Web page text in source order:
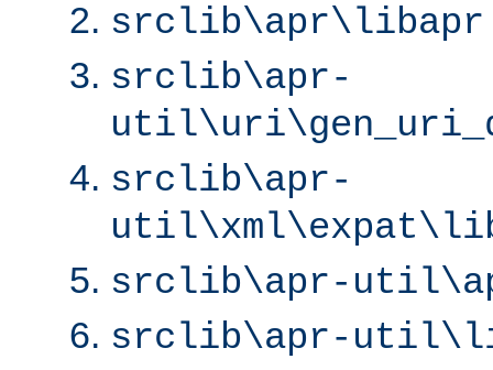
srclib\apr-
srclib\apr-
srclib\apr-
srclib\apr-